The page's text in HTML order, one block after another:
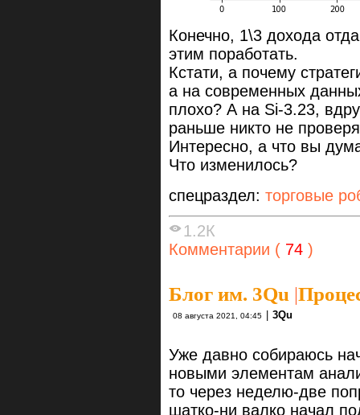
Конечно, 1\3 дохода
этим поработать.
Кстати, а почему
а на современных
плохо? А на Si-3.23,
раньше никто не
Интересно, а что вы
Что изменилось?
спецраздел: торговые
1.2К
Комментарии ( 74 )
Блог им. 3Qu |
08 августа 2021, 04:45 3Qu
Уже давно собираюсь
новыми элементам
то через неделю-две
шатко-ни валко начал